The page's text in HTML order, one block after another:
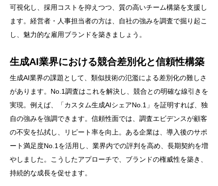
可視化し、採用コストを抑えつつ、質の高いチーム構築を支援し
ます。経営者・人事担当者の方は、自社の強みを調査で掘り起こ
し、魅力的な雇用ブランドを築きましょう。
生成AI業界における競合差別化と信頼性構築
生成AI業界の課題として、類似技術の氾濫による差別化の難しさ
があります。No.1調査はこれを解決し、競合との明確な線引きを
実現。例えば、「カスタム生成AIシェアNo.1」を証明すれば、独
自の強みを強調できます。信頼性面では、調査エビデンスが顧客
の不安を払拭し、リピート率を向上。ある企業は、導入後のサポ
ート満足度No.1を活用し、業界内での評判を高め、長期契約を増
やしました。こうしたアプローチで、ブランドの権威性を築き、
持続的な成長を促せます。